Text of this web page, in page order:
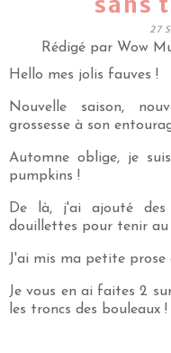
27
Rédigé par Wow
Hello mes jolis fauves !
Nouvelle saison,
grossesse à son
Automne oblige, je
pumpkins !
De là, j'ai ajouté
douillettes pour tenir au
J'ai mis ma petite prose
Je vous en ai faites 2
les troncs des bouleaux !